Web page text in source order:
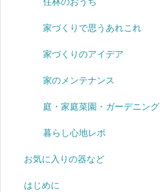
家づくりで思うあれこれ
家づくりのアイデア
家のメンテナンス
庭・家庭菜園・ガーデニング
暮らし心地レポ
お気に入りの器など
はじめに